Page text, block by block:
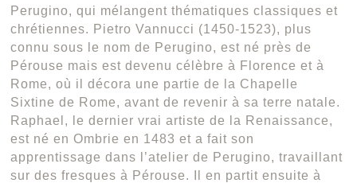
Perugino, qui mélangent thématiques classiques et
chrétiennes. Pietro Vannucci (1450-1523), plus
connu sous le nom de Perugino, est né près de
Pérouse mais est devenu célèbre à Florence et à
Rome, où il décora une partie de la Chapelle
Sixtine de Rome, avant de revenir à sa terre natale.
Raphael, le dernier vrai artiste de la Renaissance,
est né en Ombrie en 1483 et a fait son
apprentissage dans l’atelier de Perugino, travaillant
sur des fresques à Pérouse. Il en partit ensuite à